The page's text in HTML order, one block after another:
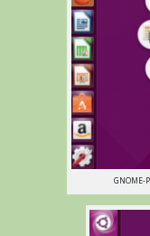
GNOME-